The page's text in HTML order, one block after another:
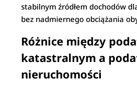
stabilnym źródłem dochodów
bez nadmiernego obciążania
Różnice między
katastralnym a
nieruchomości